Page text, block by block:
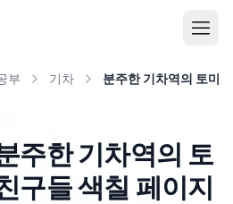
부 기차 분주한 기차역의 토마
주한 기차역의 토
구들 색칠 페이지